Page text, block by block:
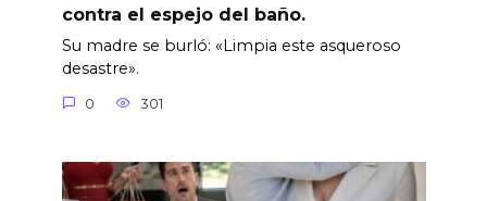
contra el espejo del baño.
Su madre se burló: «Limpia este asqueroso
desastre».
0 301